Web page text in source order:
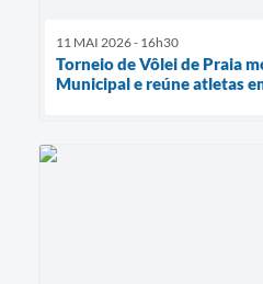
11 MAI 2026 - 16h30
Torneio de Vôlei de Praia
Municipal e reúne atletas